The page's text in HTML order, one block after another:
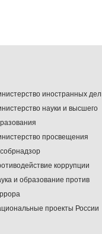
иностранных дел
науки и высшего
просвещения
коррупции
и образование против
проекты России